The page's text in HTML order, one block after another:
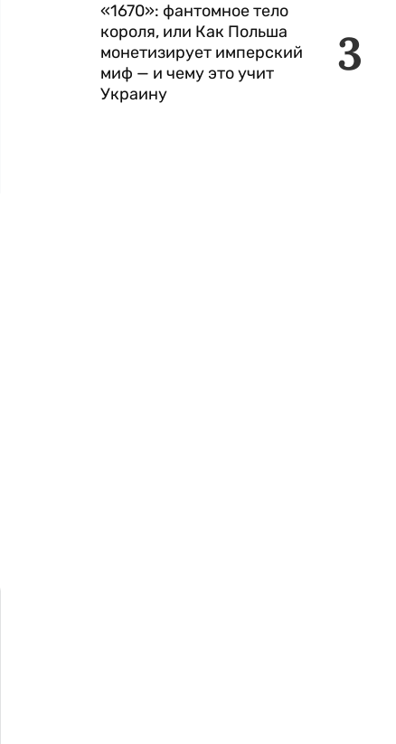
3
«1670»: фантомное тело
короля, или Как Польша
монетизирует имперский
миф — и чему это учит
Украину